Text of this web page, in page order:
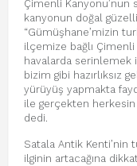
Çimenli Kanyonu’nun
kanyonun doğal
“Gümüşhane’mizin
ilçemize bağlı Çimenli
havalarda serinlemek
bizim gibi hazırlıksız
yürüyüş yapmakta
ile gerçekten
dedi.
Satala Antik Kenti’nin
ilginin artacağına